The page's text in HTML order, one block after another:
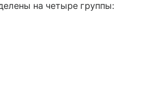
на четыре группы: